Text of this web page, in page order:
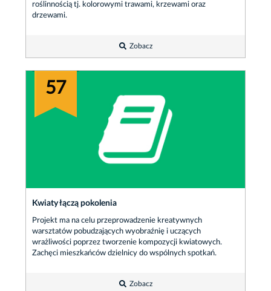
roślinnością tj. kolorowymi trawami, krzewami oraz
drzewami.
Zobacz
57
Kwiaty łączą pokolenia
Projekt ma na celu przeprowadzenie kreatywnych
warsztatów pobudzających wyobraźnię i uczących
wrażliwości poprzez tworzenie kompozycji kwiatowych.
Zachęci mieszkańców dzielnicy do wspólnych spotkań.
Zobacz